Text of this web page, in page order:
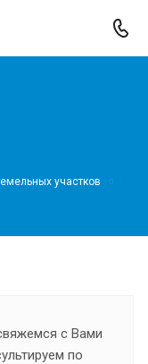
участков
с Вами
по